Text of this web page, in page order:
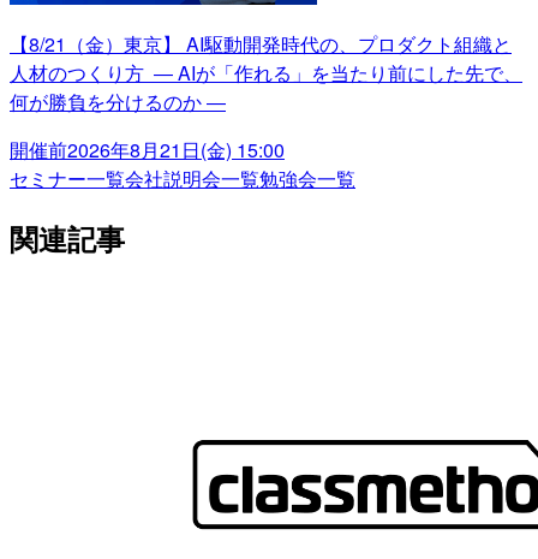
【8/21（金）東京】 AI駆動開発時代の、プロダクト組織と
人材のつくり方 ― AIが「作れる」を当たり前にした先で、
何が勝負を分けるのか ―
開催前2026年8月21日(金) 15:00
セミナー一覧会社説明会一覧勉強会一覧
関連記事